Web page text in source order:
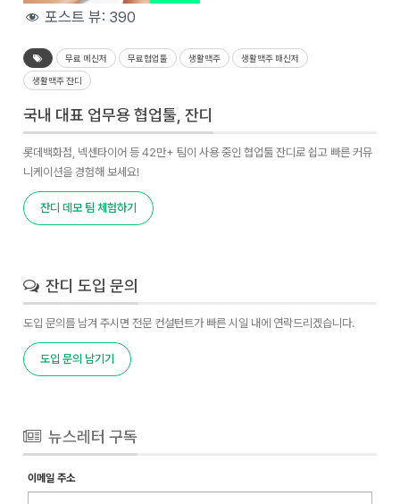
포스트 뷰: 390
무료 메신저 무료협업툴 생활맥주 생활맥주 매신저
생활맥주 잔디
국내 대표 업무용 협업툴, 잔디
롯데백화점, 넥센타이어 등 42만+ 팀이 사용 중인 협업툴 잔디로 쉽고 빠른 커뮤
니케이션을 경험해 보세요!
잔디 데모 팀 체험하기
잔디 도입 문의
도입 문의를 남겨 주시면 전문 컨설턴트가 빠른 시일 내에 연락드리겠습니다.
도입 문의 남기기
뉴스레터 구독
이메일 주소